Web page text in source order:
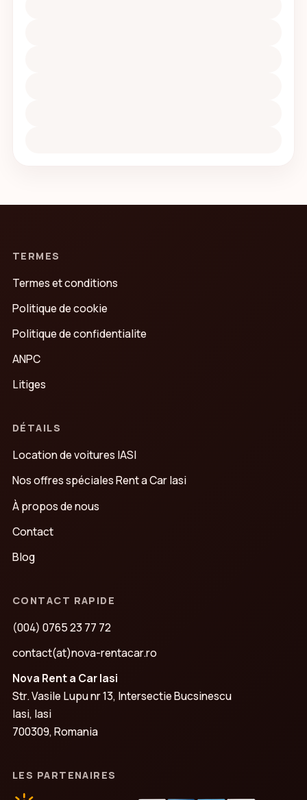
TERMES
Termes et conditions
Politique de cookie
Politique de confidentialite
ANPC
Litiges
DÉTAILS
Location de voitures IASI
Nos offres spéciales Rent a Car Iasi
À propos de nous
Contact
Blog
CONTACT RAPIDE
(004) 0765 23 77 72
contact(at)nova-rentacar.ro
Nova Rent a Car Iasi
Str. Vasile Lupu nr 13, Intersectie Bucsinescu
Iasi, Iasi
700309, Romania
LES PARTENAIRES